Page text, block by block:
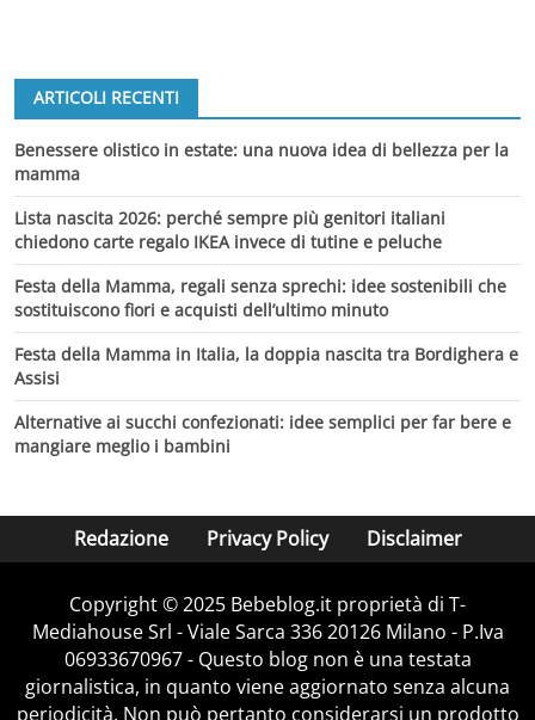
ARTICOLI RECENTI
Benessere olistico in estate: una nuova idea di bellezza per la
mamma
Lista nascita 2026: perché sempre più genitori italiani
chiedono carte regalo IKEA invece di tutine e peluche
Festa della Mamma, regali senza sprechi: idee sostenibili che
sostituiscono fiori e acquisti dell’ultimo minuto
Festa della Mamma in Italia, la doppia nascita tra Bordighera e
Assisi
Alternative ai succhi confezionati: idee semplici per far bere e
mangiare meglio i bambini
Redazione Privacy Policy Disclaimer
Copyright © 2025 Bebeblog.it proprietà di T-
Mediahouse Srl - Viale Sarca 336 20126 Milano - P.Iva
06933670967 - Questo blog non è una testata
giornalistica, in quanto viene aggiornato senza alcuna
periodicità. Non può pertanto considerarsi un prodotto